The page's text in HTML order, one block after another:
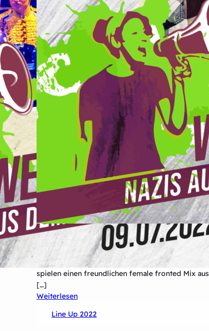
Rascal and Scamp, das sind Max Stäbner (Bass &
Vocals) und Björn Bruns (Drums), sowie Anja
Schulze alias „Futzi“(Guitar & Vocals). Die Drei
spielen einen freundlichen female fronted Mix aus
[…]
Weiterlesen:
&
Line Up 2022